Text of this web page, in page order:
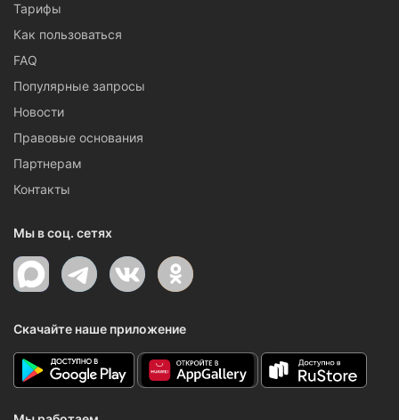
Тарифы
Как пользоваться
FAQ
Популярные запросы
Новости
Правовые основания
Партнерам
Контакты
Мы в соц. сетях
Скачайте наше приложение